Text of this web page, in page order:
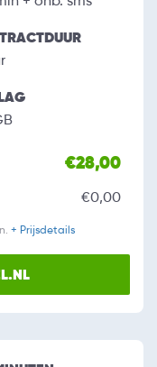
€28,00
€0,00
+ Prijsdetails